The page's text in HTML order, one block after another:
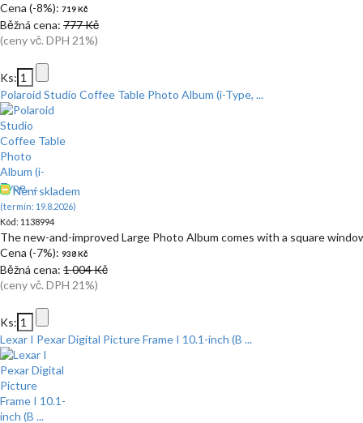
Cena (-8%): 719 Kč
Běžná cena: 777 Kč
(ceny vč. DPH 21%)
Ks:
Polaroid Studio Coffee Table Photo Album (i-Type, ...
Není skladem
(termín: 19.8.2026)
Kód: 1138994
The new-and-improved Large Photo Album comes with a square
Cena (-7%): 938 Kč
Běžná cena: 1 004 Kč
(ceny vč. DPH 21%)
Ks:
Lexar I Pexar Digital Picture Frame I 10.1-inch (B ...